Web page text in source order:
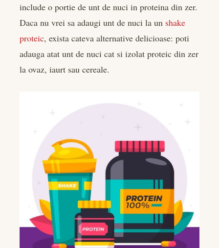
include o portie de unt de nuci in proteina din zer.
Daca nu vrei sa adaugi unt de nuci la un shake
proteic, exista cateva alternative delicioase: poti
adauga atat unt de nuci cat si izolat proteic din zer
la ovaz, iaurt sau cereale.